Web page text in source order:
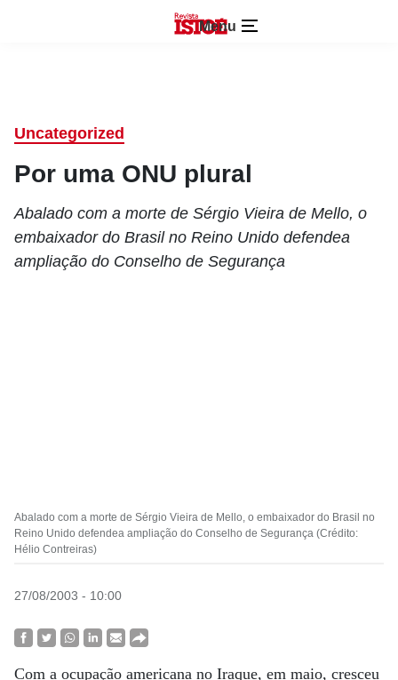
Menu
Uncategorized
Por uma ONU plural
Abalado com a morte de Sérgio Vieira de Mello, o
embaixador do Brasil no Reino Unido defendea
ampliação do Conselho de Segurança
Abalado com a morte de Sérgio Vieira de Mello, o embaixador do Brasil no
Reino Unido defendea ampliação do Conselho de Segurança (Crédito:
Hélio Contreiras)
27/08/2003 - 10:00
Com a ocupação americana no Iraque, em maio, cresceu